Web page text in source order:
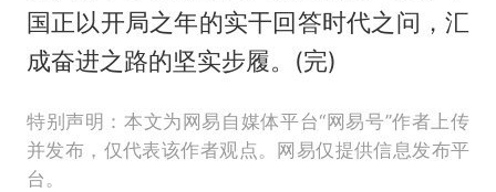
国正以开局之年的实干回答时代之问，汇
成奋进之路的坚实步履。(完)
特别声明：本文为网易自媒体平台“网易号”作者上传
并发布，仅代表该作者观点。网易仅提供信息发布平
台。